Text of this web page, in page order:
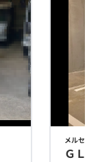
メルセデ
ＧＬＢ